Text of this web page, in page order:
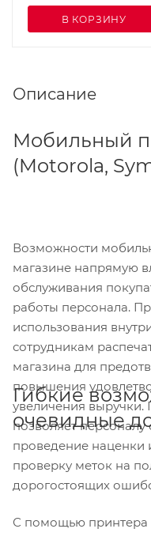
В КОРЗИНУ
Описание
Мобильный
(Motorola,
Возможности
магазине напрямую
обслуживания
работы персонала.
использования
сотрудникам
магазина для
повышения
увеличения выручки.
позволяет персоналу
проведение наценки
проверку меток на
дорогостоящих
Гибкие
очевидные
С помощью принтера